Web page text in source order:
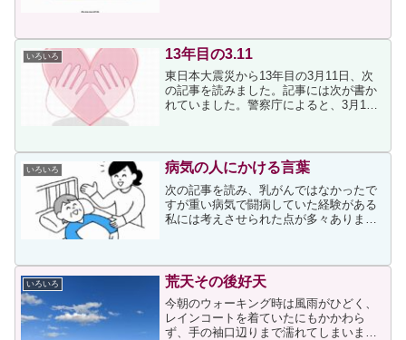
ろうと思うと憂鬱な気分になっていまし
た。そのような日常だった...
いろいろ 13年目の3.11
東日本大震災から13年目の3月11日、次
の記事を読みました。記事には次が書か
れていました。警察庁によると、3月1日
現在、避難生活中に亡くなるなどした震
災関連...
いろいろ 病気の人にかける言葉
次の記事を読み、乳がんではなかったで
すが重い病気で闘病していた経験がある
私には考えさせられた点が多々ありまし
しかった言葉を次のように書いていまし
た。私がうれしかったのは...
いろいろ 荒天その後好天
今朝のウォーキング時は風雨がひどく、
レインコートを着ていたにもかかわら
ず、手の袖口辺りまで濡れてしまいまし